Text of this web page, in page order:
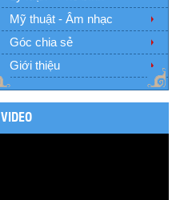
Mỹ thuật - Âm nhạc
Góc chia sẻ
Giới thiệu
VIDEO